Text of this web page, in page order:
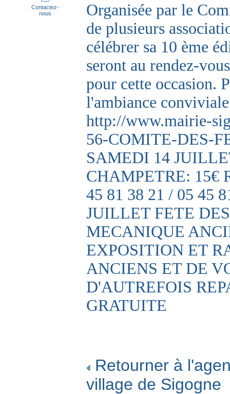
Contactez-
nous
Organisée par le
de plusieurs
célébrer sa 10 ème
seront au rendez-
pour cette occasion.
l'ambiance
http://www.mairie-
56-COMITE-DES-
SAMEDI 14
CHAMPETRE: 15€
45 81 38 21 / 05 45
JUILLET FETE
MECANIQUE
EXPOSITION ET
ANCIENS ET DE
D'AUTREFOIS
GRATUITE
Retourner à
village de Sigogne